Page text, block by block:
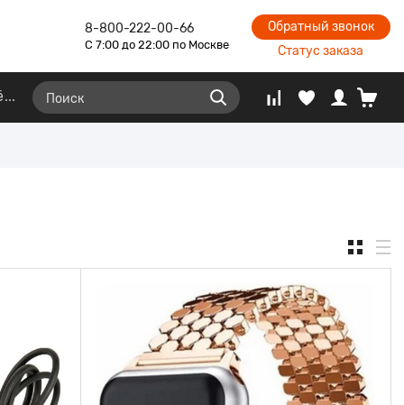
8-800-222-00-66
С 7:00 до 22:00 по Москве
Обратный звонок
Статус заказа